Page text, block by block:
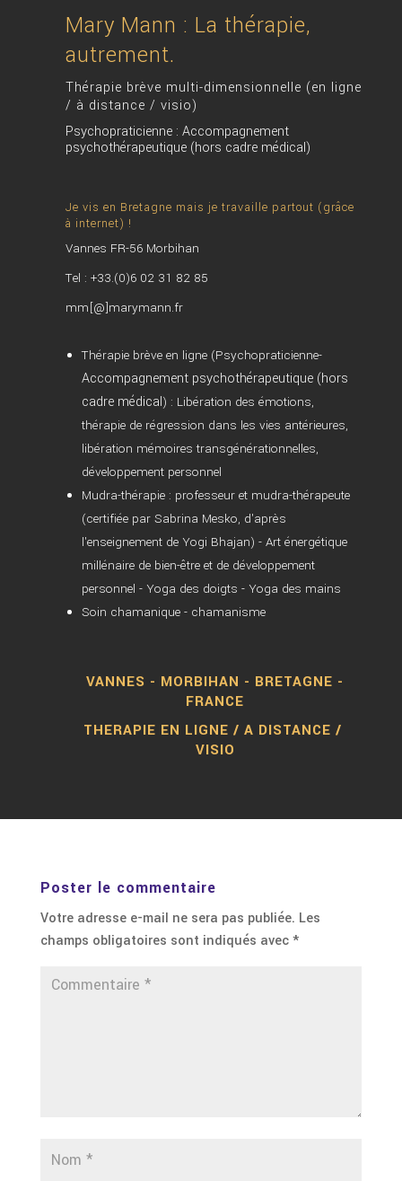
Mary Mann : La thérapie,
autrement.
Thérapie brève multi-dimensionnelle (en ligne
/ à distance / visio)
Psychopraticienne : Accompagnement
psychothérapeutique (hors cadre médical)
Je vis en Bretagne mais je travaille partout (grâce
à internet) !
Vannes FR-56 Morbihan
Tel : +33.(0)6 02 31 82 85
mm[@]marymann.fr
Thérapie brève en ligne (Psychopraticienne-
Accompagnement psychothérapeutique (hors
cadre médical) : Libération des émotions,
thérapie de régression dans les vies antérieures,
libération mémoires transgénérationnelles,
développement personnel
Mudra-thérapie : professeur et mudra-thérapeute
(certifiée par Sabrina Mesko, d'après
l'enseignement de Yogi Bhajan) - Art énergétique
millénaire de bien-être et de développement
personnel - Yoga des doigts - Yoga des mains
Soin chamanique - chamanisme
VANNES - MORBIHAN - BRETAGNE -
FRANCE
THERAPIE EN LIGNE / A DISTANCE /
VISIO
Poster le commentaire
Votre adresse e-mail ne sera pas publiée. Les
champs obligatoires sont indiqués avec*